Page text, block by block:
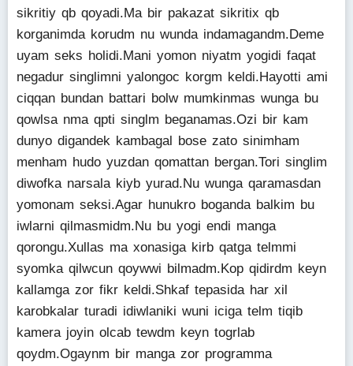
sikritiy qb qoyadi.Ma bir pakazat sikritix qb
korganimda korudm nu wunda indamagandm.Deme
uyam seks holidi.Mani yomon niyatm yogidi faqat
negadur singlimni yalongoc korgm keldi.Hayotti ami
ciqqan bundan battari bolw mumkinmas wunga bu
qowlsa nma qpti singlm beganamas.Ozi bir kam
dunyo digandek kambagal bose zato sinimham
menham hudo yuzdan qomattan bergan.Tori singlim
diwofka narsala kiyb yurad.Nu wunga qaramasdan
yomonam seksi.Agar hunukro boganda balkim bu
iwlarni qilmasmidm.Nu bu yogi endi manga
qorongu.Xullas ma xonasiga kirb qatga telmmi
syomka qilwcun qoywwi bilmadm.Kop qidirdm keyn
kallamga zor fikr keldi.Shkaf tepasida har xil
karobkalar turadi idiwlaniki wuni iciga telm tiqib
kamera joyin olcab tewdm keyn togrlab
qoydm.Ogaynm bir manga zor programma